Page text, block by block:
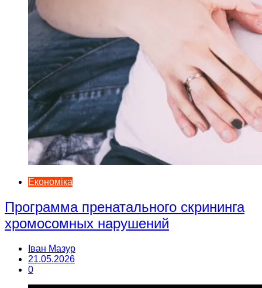
Економіка
Программа пренатального скрининга
хромосомных нарушений
Іван Мазур
21.05.2026
0